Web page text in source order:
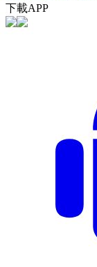
下載APP